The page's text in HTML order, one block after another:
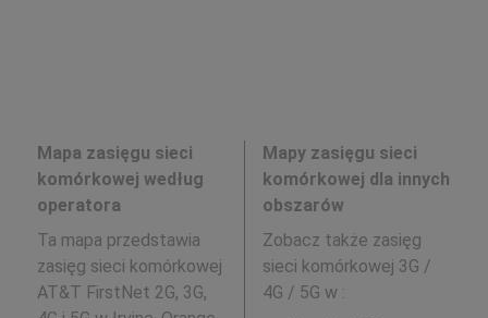
Mapa zasięgu sieci
komórkowej według
operatora
Ta mapa przedstawia
zasięg sieci komórkowej
AT&T FirstNet 2G, 3G,
Mapy zasięgu sieci
komórkowej dla innych
obszarów
Zobacz także zasięg
sieci komórkowej 3G /
4G / 5G w :